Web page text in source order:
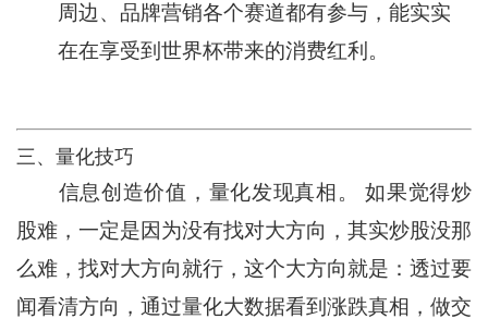
周边、品牌营销各个赛道都有参与，能实实
在在享受到世界杯带来的消费红利。
三、量化技巧
信息创造价值，量化发现真相。 如果觉得炒
股难，一定是因为没有找对大方向，其实炒股没那
么难，找对大方向就行，这个大方向就是：透过要
闻看清方向，通过量化大数据看到涨跌真相，做交